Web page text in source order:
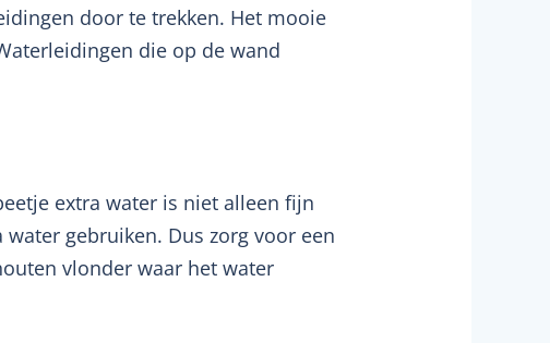
door te trekken. Het mooie
die op de wand
extra water is niet alleen fijn
gebruiken. Dus zorg voor een
vlonder waar het water